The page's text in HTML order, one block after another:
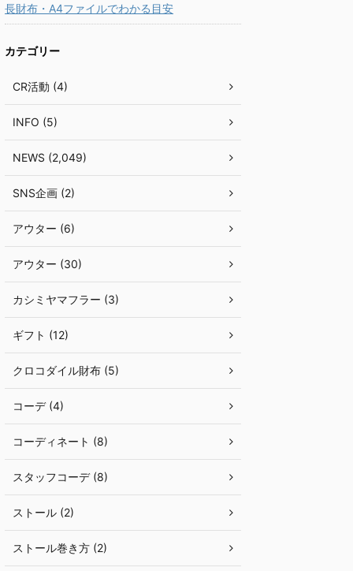
長財布・A4ファイルでわかる目安
カテゴリー
CR活動 (4)
INFO (5)
NEWS (2,049)
SNS企画 (2)
アウター (6)
アウター (30)
カシミヤマフラー (3)
ギフト (12)
クロコダイル財布 (5)
コーデ (4)
コーディネート (8)
スタッフコーデ (8)
ストール (2)
ストール巻き方 (2)